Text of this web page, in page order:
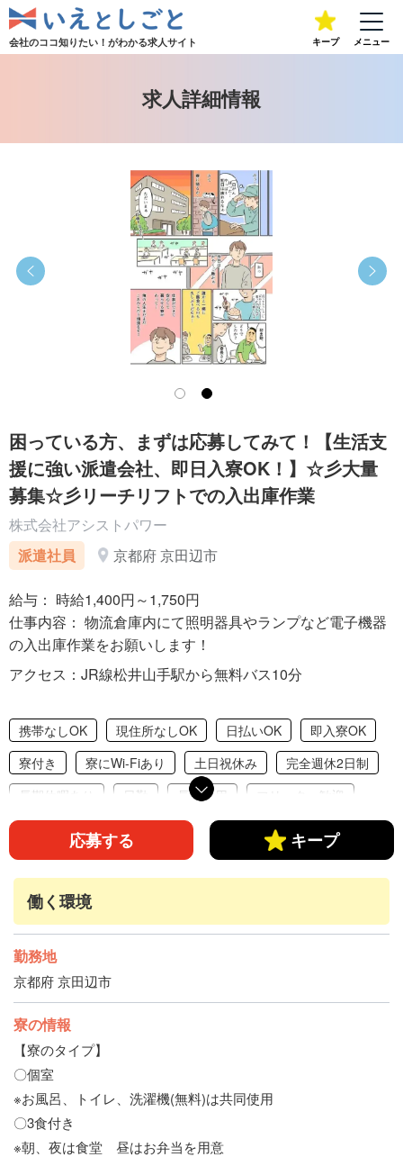
会社のココ知りたい！がわかる求人サイト キープ メニュー
求人詳細情報
派遣社員 京都府 京田辺市
困っている方、まずは応募してみて！【生活支
援に強い派遣会社、即日入寮OK！】☆彡大量
募集☆彡リーチリフトでの入出庫作業
株式会社アシストパワー
給与： 時給1,400円～1,750円
仕事内容： 物流倉庫内にて照明器具やランプなど電子機器
の入出庫作業をお願いします！
アクセス：JR線松井山手駅から無料バス10分
携帯なしOK 現住所なしOK 日払いOK
即入寮OK
寮付き
寮にWi-Fiあり 土日祝休み
完全週休2日制
長期休暇あり
日勤 長期雇用
フリーター歓迎
未経験・初心者歓迎
引きこもり歓迎
友達と応募OK
履歴書不要
職場見学応募OK
大浴場あり
バイク通勤OK
交通費支給
社会保険完備
応募する キープ
働く環境
勤務地
京都府 京田辺市
寮の情報
【寮のタイプ】
〇個室
※お風呂、トイレ、洗濯機(無料)は共同使用
〇3食付き
※朝、夜は食堂 昼はお弁当を用意